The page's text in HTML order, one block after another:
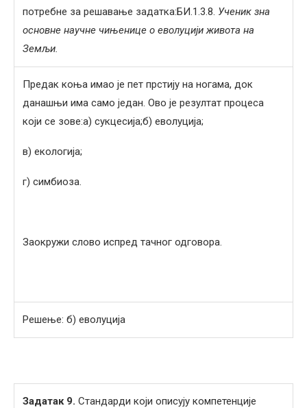
потребне за решавање задатка:БИ.1.3.8. Ученик зна
основне научне чињенице о еволуцији живота на
Земљи.
Предак коња имао је пет прстију на ногама, док
данашњи има само један. Ово је резултат процеса
који се зове:а) сукцесија;б) еволуција;
в) екологија;
г) симбиоза.
Заокружи слово испред тачног одговора.
Решење: б) еволуција
Задатак 9. Стандарди који описују компетенције